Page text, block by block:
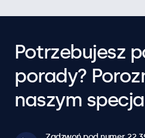
Potrzebujesz
porady?
naszym